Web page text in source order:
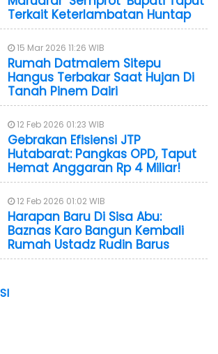
Terkait Keterlambatan Huntap
15 Mar 2026 11:26 WIB
Rumah Datmalem Sitepu
Hangus Terbakar Saat Hujan Di
Tanah Pinem Dairi
12 Feb 2026 01:23 WIB
Gebrakan Efisiensi JTP
Hutabarat: Pangkas OPD, Taput
Hemat Anggaran Rp 4 Miliar!
12 Feb 2026 01:02 WIB
Harapan Baru Di Sisa Abu:
Baznas Karo Bangun Kembali
Rumah Ustadz Rudin Barus